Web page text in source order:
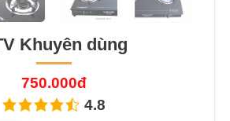
Khuyên dùng
750.000đ
4.8